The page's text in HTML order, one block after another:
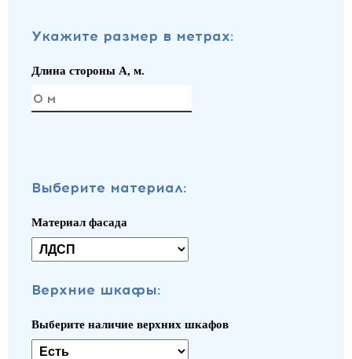
Укажите размер в метрах:
Длина стороны A, м.
Выберите материал:
Материал фасада
Верхние шкафы:
Выберите наличие верхних шкафов